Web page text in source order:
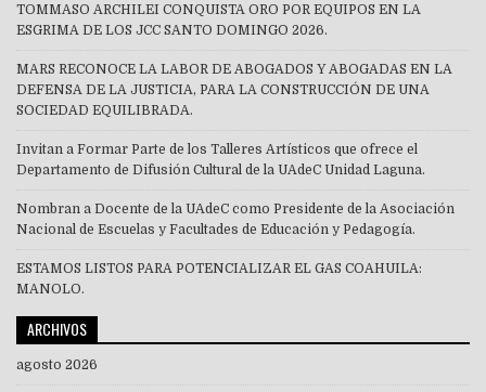
TOMMASO ARCHILEI CONQUISTA ORO POR EQUIPOS EN LA
ESGRIMA DE LOS JCC SANTO DOMINGO 2026.
MARS RECONOCE LA LABOR DE ABOGADOS Y ABOGADAS EN LA
DEFENSA DE LA JUSTICIA, PARA LA CONSTRUCCIÓN DE UNA
SOCIEDAD EQUILIBRADA.
Invitan a Formar Parte de los Talleres Artísticos que ofrece el
Departamento de Difusión Cultural de la UAdeC Unidad Laguna.
Nombran a Docente de la UAdeC como Presidente de la Asociación
Nacional de Escuelas y Facultades de Educación y Pedagogía.
ESTAMOS LISTOS PARA POTENCIALIZAR EL GAS COAHUILA:
MANOLO.
ARCHIVOS
agosto 2026